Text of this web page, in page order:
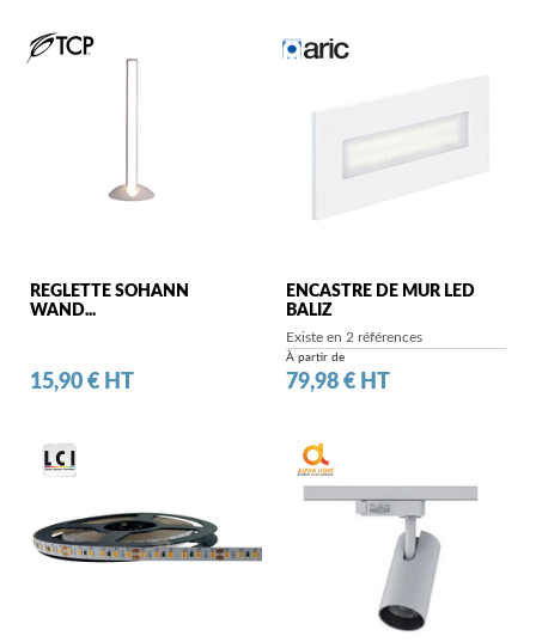
REGLETTE SOHANN
WAND...
Prix
15,90 € HT
ENCASTRE DE MUR LED
BALIZ
Existe en 2 références
À partir de
Prix
79,98 € HT